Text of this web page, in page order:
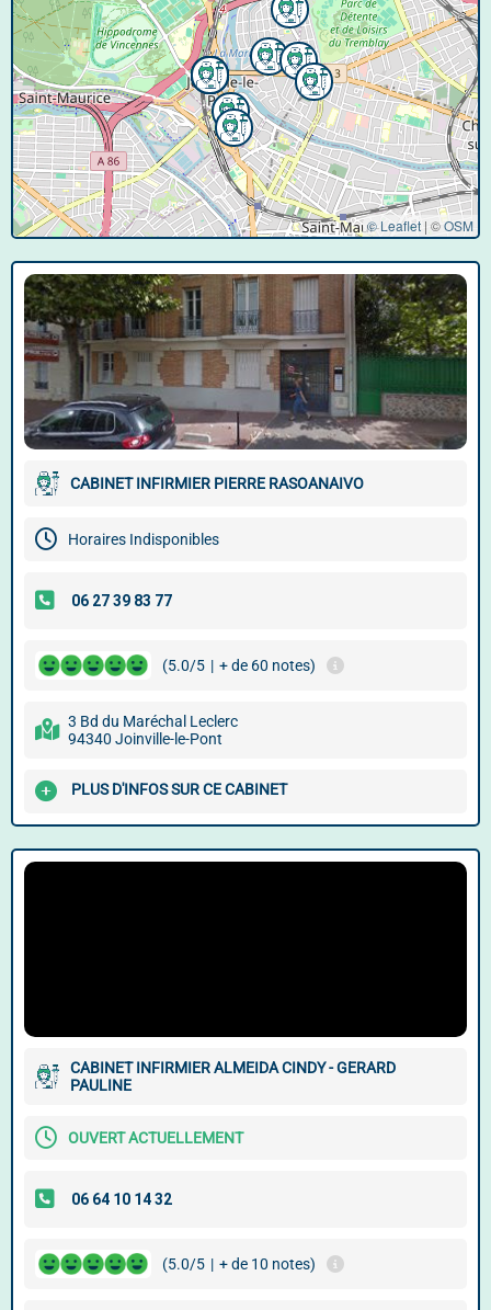
© Leaflet | ©OSM
CABINET INFIRMIER PIERRE RASOANAIVO
Horaires Indisponibles
(5.0/5 | + de 60 notes)
3 Bd du Maréchal Leclerc
94340 Joinville-le-Pont
PLUS D'INFOS SUR CE CABINET
CABINET INFIRMIER ALMEIDA CINDY - GERARD
PAULINE
OUVERT ACTUELLEMENT
(5.0/5 | + de 10 notes)